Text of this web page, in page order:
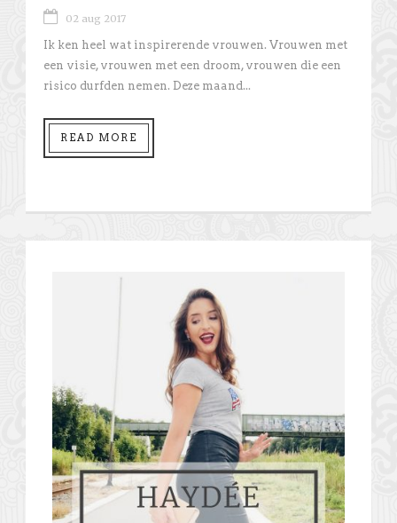
02 aug 2017
Ik ken heel wat inspirerende vrouwen. Vrouwen met
een visie, vrouwen met een droom, vrouwen die een
risico durfden nemen. Deze maand...
READ MORE